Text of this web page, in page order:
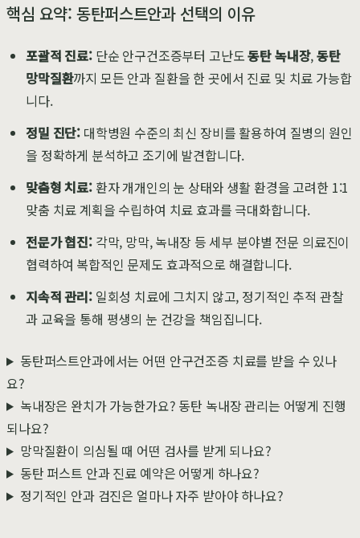
핵심 요약: 동탄퍼스트안과 선택의 이유
포괄적 진료:단순 안구건조증부터 고난도동탄 녹내장,동탄
망막질환까지 모든 안과 질환을 한 곳에서 진료 및 치료 가능합
니다.
정밀 진단: 대학병원 수준의 최신 장비를 활용하여 질병의 원인
을 정확하게 분석하고 조기에 발견합니다.
맞춤형 치료:환자 개개인의 눈 상태와 생활 환경을 고려한 1:1
맞춤 치료 계획을 수립하여 치료 효과를 극대화합니다.
전문가 협진:각막, 망막, 녹내장 등 세부 분야별 전문 의료진이
협력하여 복합적인 문제도 효과적으로 해결합니다.
지속적 관리:일회성 치료에 그치지 않고, 정기적인 추적 관찰
과 교육을 통해 평생의 눈 건강을 책임집니다.
동탄퍼스트안과에서는 어떤 안구건조증 치료를 받을 수 있나
요?
녹내장은 완치가 가능한가요? 동탄 녹내장 관리는 어떻게 진행
되나요?
망막질환이 의심될 때 어떤 검사를 받게 되나요?
동탄 퍼스트 안과 진료 예약은 어떻게 하나요?
정기적인 안과 검진은 얼마나 자주 받아야 하나요?